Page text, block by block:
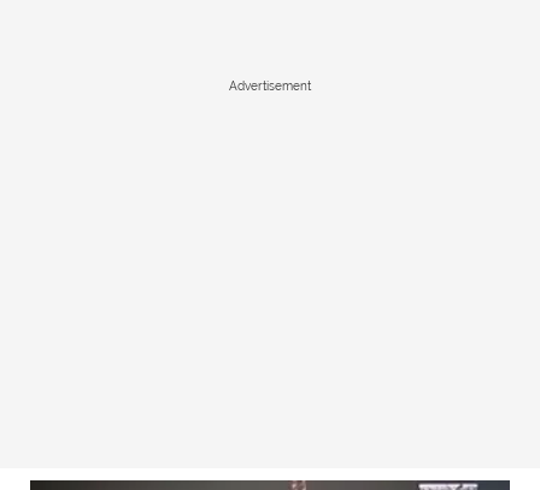
Advertisement